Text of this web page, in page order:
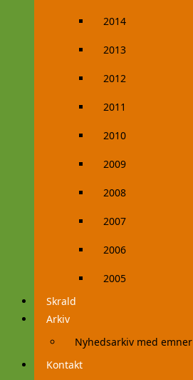
2014
2013
2012
2011
2010
2009
2008
2007
2006
2005
Skrald
Arkiv
Nyhedsarkiv med emner
Kontakt